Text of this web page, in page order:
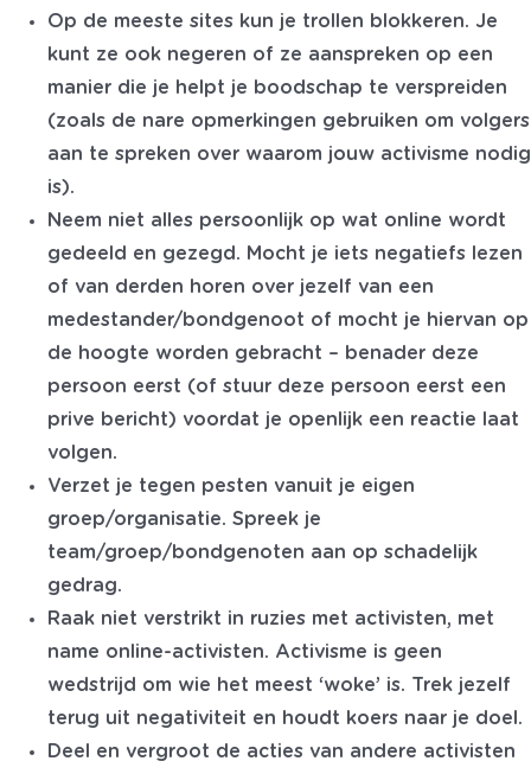
Op de meeste sites kun je trollen blokkeren. Je
kunt ze ook negeren of ze aanspreken op een
manier die je helpt je boodschap te verspreiden
(zoals de nare opmerkingen gebruiken om volgers
aan te spreken over waarom jouw activisme nodig
is).
Neem niet alles persoonlijk op wat online wordt
gedeeld en gezegd. Mocht je iets negatiefs lezen
of van derden horen over jezelf van een
medestander/bondgenoot of mocht je hiervan op
de hoogte worden gebracht – benader deze
persoon eerst (of stuur deze persoon eerst een
prive bericht) voordat je openlijk een reactie laat
volgen.
Verzet je tegen pesten vanuit je eigen
groep/organisatie. Spreek je
team/groep/bondgenoten aan op schadelijk
gedrag.
Raak niet verstrikt in ruzies met activisten, met
name online-activisten. Activisme is geen
wedstrijd om wie het meest ‘woke’ is. Trek jezelf
terug uit negativiteit en houdt koers naar je doel.
Deel en vergroot de acties van andere activisten